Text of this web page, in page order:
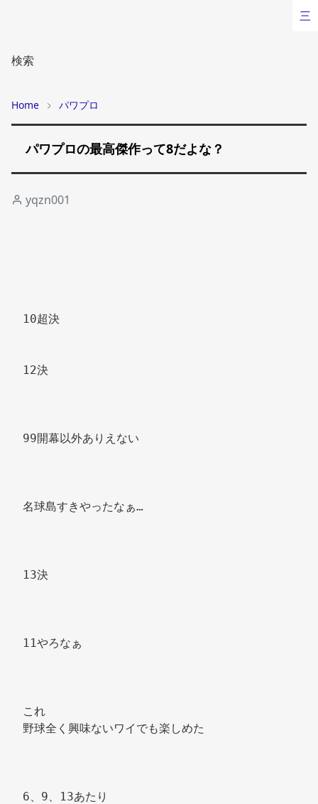
検索
Home パワプロ
パワプロの最高傑作って8だよな？
yqzn001
10超決
12決
99開幕以外ありえない
名球島すきやったなぁ…
13決
11やろなぁ
これ
野球全く興味ないワイでも楽しめた
6、9、13あたり
三